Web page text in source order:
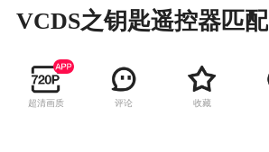
VCDS之钥匙遥控器匹配
超清画质 评论 收藏